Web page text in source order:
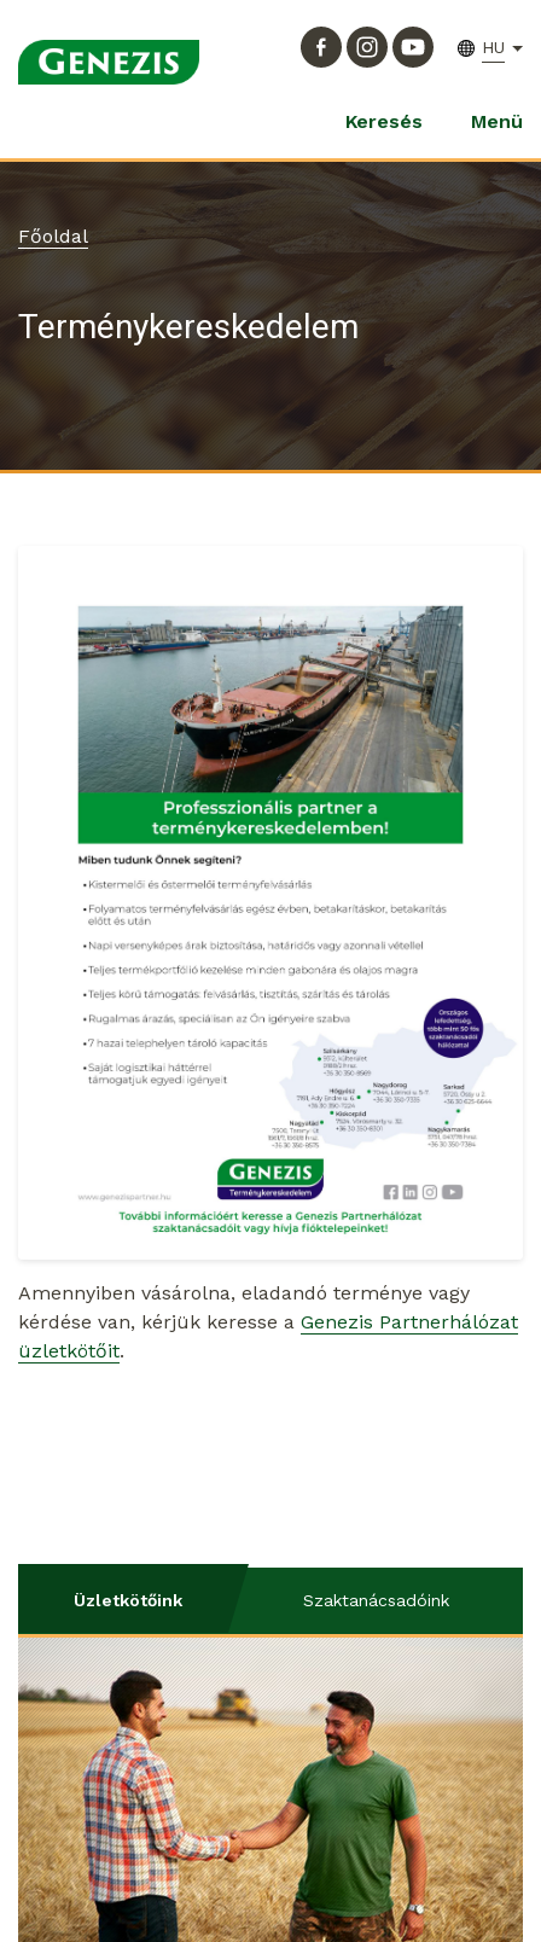
HU
Keresés Menü
Főoldal
Terménykereskedelem
Amennyiben vásárolna, eladandó terménye vagy
kérdése van, kérjük keresse a Genezis Partnerhálózat
üzletkötőit.
Üzletkötőink Szaktanácsadóink